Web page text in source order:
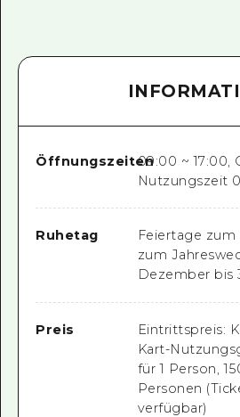
Öffnungszeiten09:00 ~ 17:00,
Nutzungszeit
Ruhetag
Feiertage zum
zum
Dezember bis
Preis
Eintrittspreis:
Kart-
für 1 Person,
Personen
verfügbar)